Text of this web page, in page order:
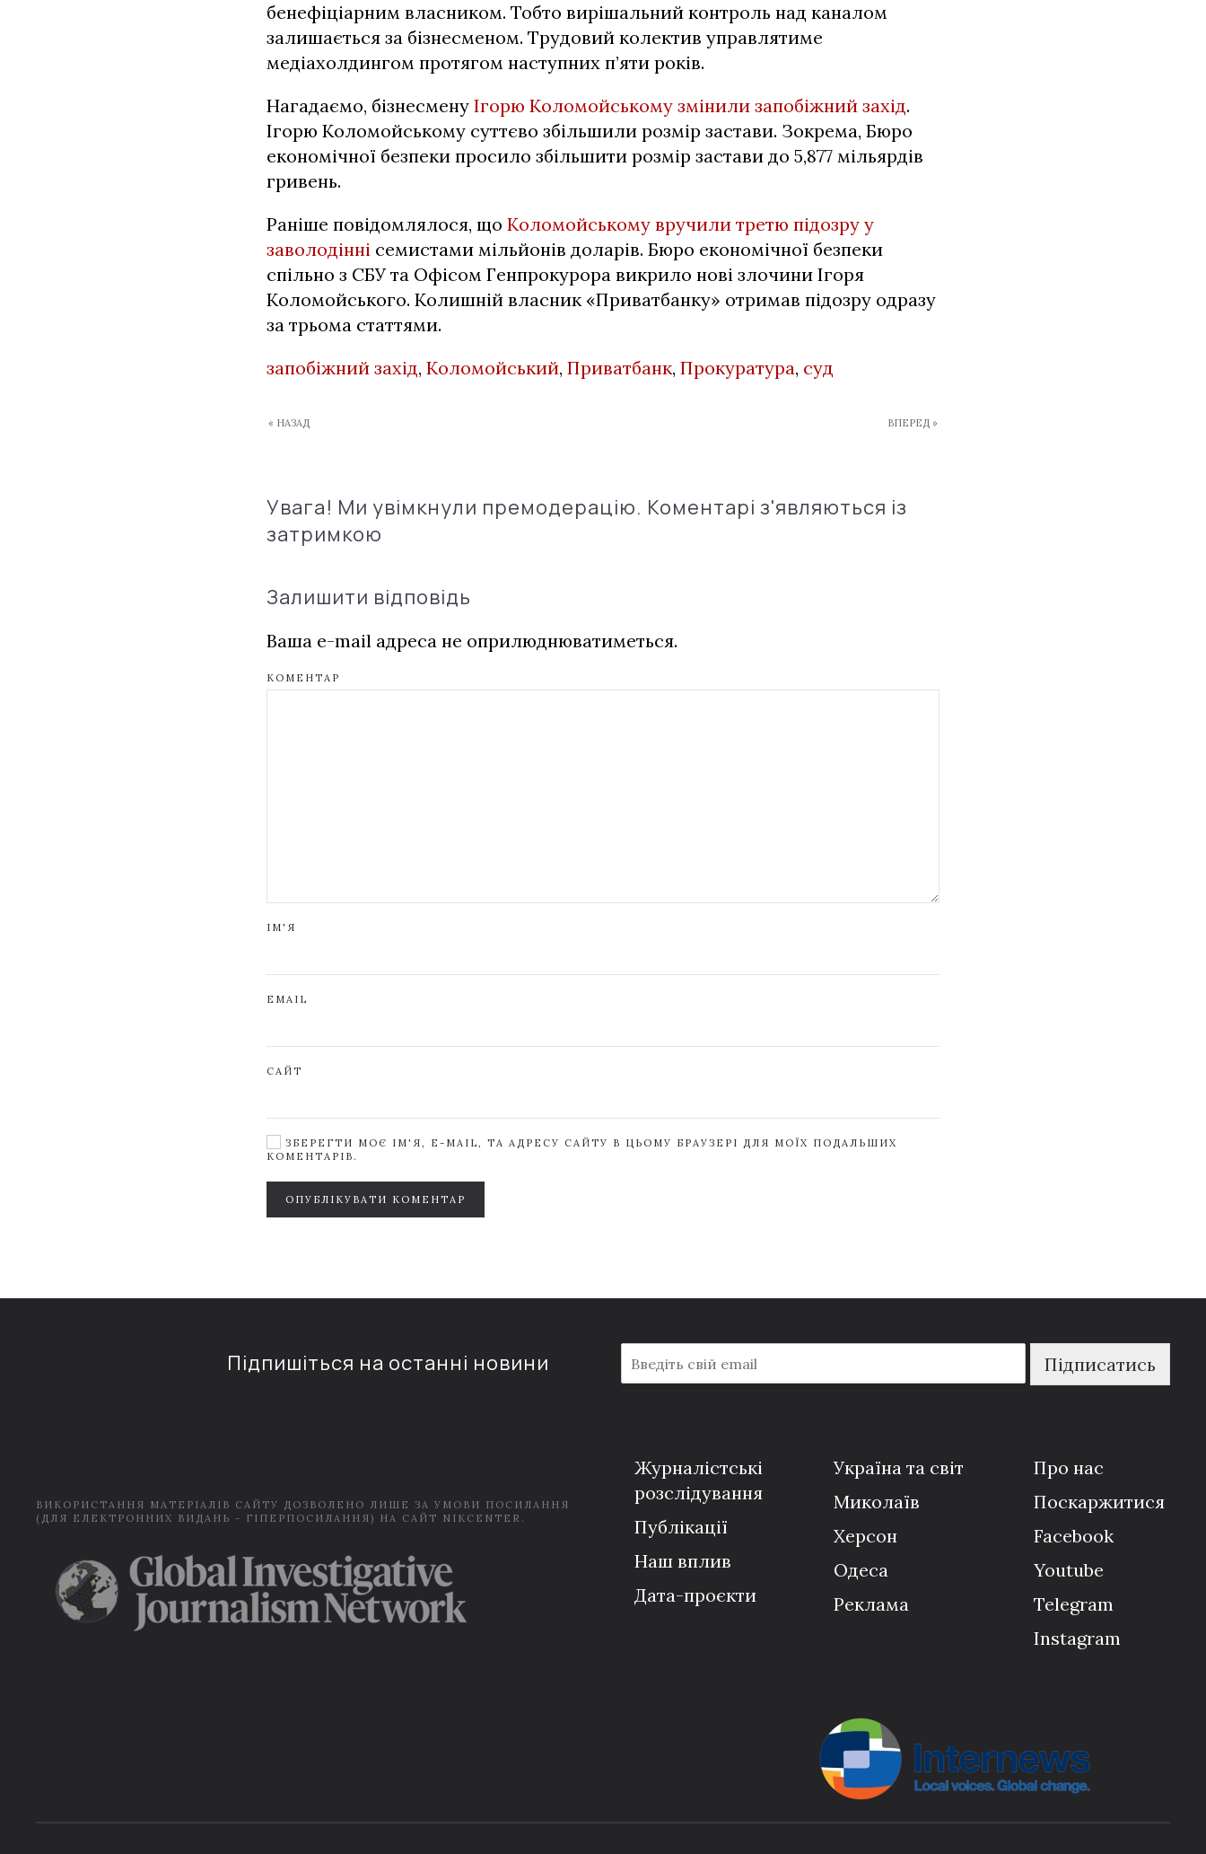
бенефіціарним власником. Тобто вирішальний контроль над каналом
залишається за бізнесменом. Трудовий колектив управлятиме
медіахолдингом протягом наступних п’яти років.
Нагадаємо, бізнесмену Ігорю Коломойському змінили запобіжний захід.
Ігорю Коломойському суттєво збільшили розмір застави. Зокрема, Бюро
економічної безпеки просило збільшити розмір застави до 5,877 мільярдів
гривень.
Раніше повідомлялося, що Коломойському вручили третю підозру у
заволодінні семистами мільйонів доларів. Бюро економічної безпеки
спільно з СБУ та Офісом Генпрокурора викрило нові злочини Ігоря
Коломойського. Колишній власник «Приватбанку» отримав підозру одразу
за трьома статтями.
запобіжний захід, Коломойський, Приватбанк, Прокуратура, суд
« НАЗАД ВПЕРЕД »
Увага! Ми увімкнули премодерацію. Коментарі з'являються із
затримкою
Залишити відповідь
Ваша e-mail адреса не оприлюднюватиметься.
КОМЕНТАР
ІМ'Я
EMAIL
САЙТ
ЗБЕРЕГТИ МОЄ ІМ'Я, E-MAIL, ТА АДРЕСУ САЙТУ В ЦЬОМУ БРАУЗЕРІ ДЛЯ МОЇХ ПОДАЛЬШИХ
КОМЕНТАРІВ.
ОПУБЛІКУВАТИ КОМЕНТАР
Підпишіться на останні новини
m
a
Підписатись
ВИКОРИСТАННЯ МАТЕРІАЛІВ САЙТУ ДОЗВОЛЕНО ЛИШЕ ЗА УМОВИ ПОСИЛАННЯ
(ДЛЯ ЕЛЕКТРОННИХ ВИДАНЬ - ГІПЕРПОСИЛАННЯ) НА САЙТ NIKCENTER.
Журналістські
розслідування
Публікації
Наш вплив
Дата-проєкти
Україна та світ
Миколаїв
Херсон
Одеса
Реклама
Про нас
Поскаржитися
Facebook
Youtube
Telegram
Instagram